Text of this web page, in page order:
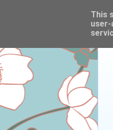
This